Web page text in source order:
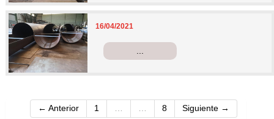
16/04/2021
...
← Anterior 1 8 Siguiente →